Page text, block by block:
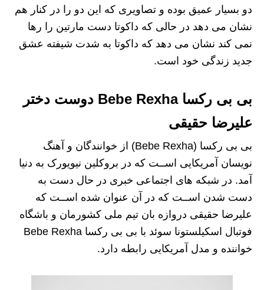
دو بسیار عمیق بوده و تصاویری که این دو را در کنار هم
نشان می دهد در حالی که داکوتا دست مارتین را رها
نمی کند نشان می دهد که داکوتا به شدت شیفته عشق
جدید زندگی خود است.
بی بی رکسا Bebe Rexha دوست دختر
علیرضا حقیقی
بی بی رکسا (Bebe Rexha) از خوانندگان و آهنگ
نویسان آمریکایی اســت که در بروکلین نیویورک به دنیا
آمد. در شبکه های اجتماعی خبری در حال دست به
دست شدن اســت که در آن عنوان شده اســت که
علیرضا حقیقی دروازه بان تیم ملی کشورمان و باشگاه
فوتبال اسکیلستونا سوئد با بی بی رکسا Bebe Rexha
خواننده و مدل آمریکایی رابطه دارد.